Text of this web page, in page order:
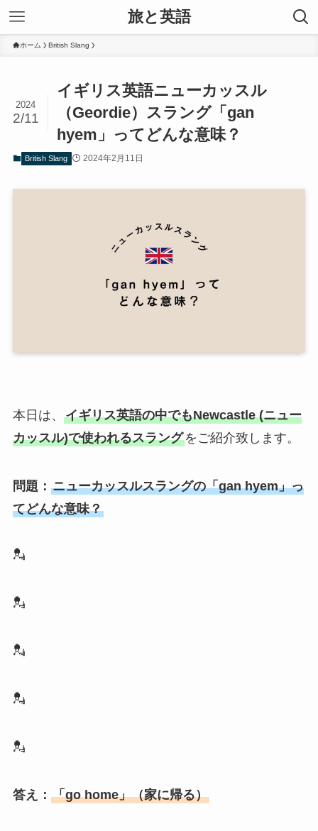
旅と英語
ホーム British Slang
イギリス英語ニューカッスル
（Geordie）スラング「gan
hyem」ってどんな意味？
2024
2/11
British Slang 2024年2月11日
本日は、 イギリス英語の中でもNewcastle (ニュー
カッスル)で使われるスラングをご紹介致します。
問題： ニューカッスルスラングの「gan hyem」っ
てどんな意味？
💂
💂
💂
💂
💂
答え： 「go home」（家に帰る）